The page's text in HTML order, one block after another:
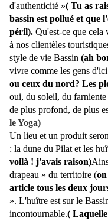
d'authenticité »( Tu as
bassin est pollué et que
péril). Qu'est-ce que cela
à nos clientèles
style de vie Bassin (ah
vivre comme les gens
ou ceux du nord? Les
oui, du soleil, du farniente
de plus profond, de plus
le Yoga)
Un lieu et un produit
: la dune du Pilat et les
voilà ! j'avais raison)
drapeau » du territoire (
article tous les deux
». L'huître est sur le
incontournable.(